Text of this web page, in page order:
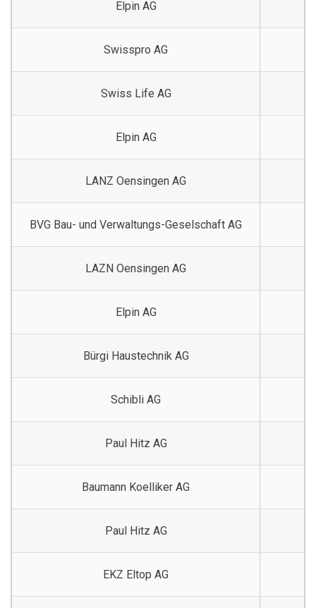
Elpin AG
Swisspro AG
Swiss Life AG
Elpin AG
LANZ Oensingen AG
BVG Bau- und Verwaltungs-Geselschaft AG
LAZN Oensingen AG
Elpin AG
Bürgi Haustechnik AG
Schibli AG
Paul Hitz AG
Baumann Koelliker AG
Paul Hitz AG
EKZ Eltop AG